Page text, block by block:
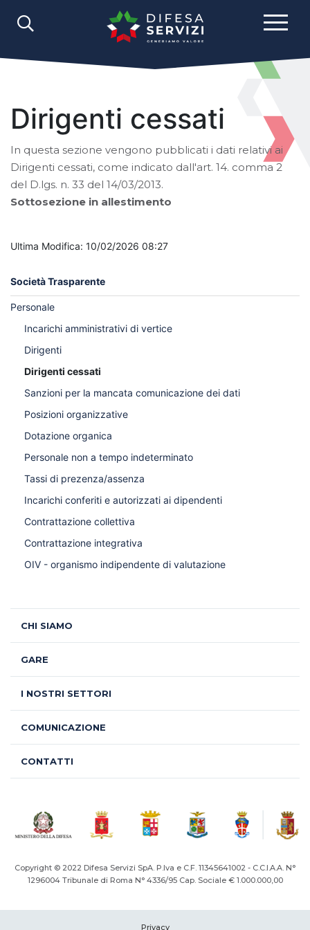
Dirigenti cessati
In questa sezione vengono pubblicati i dati relativi ai
Dirigenti cessati, come indicato dall'art. 14. comma 2
del D.lgs. n. 33 del 14/03/2013.
Sottosezione in allestimento
Ultima Modifica: 10/02/2026 08:27
Società Trasparente
Personale
Incarichi amministrativi di vertice
Dirigenti
Dirigenti cessati
Sanzioni per la mancata comunicazione dei dati
Posizioni organizzative
Dotazione organica
Personale non a tempo indeterminato
Tassi di prezenza/assenza
Incarichi conferiti e autorizzati ai dipendenti
Contrattazione collettiva
Contrattazione integrativa
OIV - organismo indipendente di valutazione
CHI SIAMO
GARE
I NOSTRI SETTORI
COMUNICAZIONE
CONTATTI
Copyright © 2022 Difesa Servizi SpA. P.Iva e C.F. 11345641002 - C.C.I.A.A. N°
1296004Tribunale di Roma N° 4336/95 Cap. Sociale € 1.000.000,00
Privacy